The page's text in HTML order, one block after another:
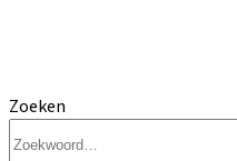
Zoeken